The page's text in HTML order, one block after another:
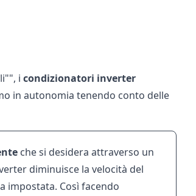
i condizionatori inverter
in autonomia tenendo conto delle
che si desidera attraverso un
diminuisce la velocità del
impostata. Così facendo